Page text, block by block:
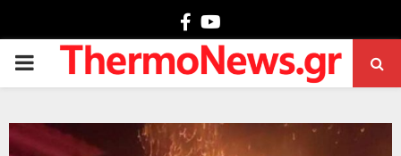
Facebook
PRIMARY